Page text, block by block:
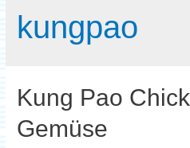
kungpao
Kung Pao
Gemüse